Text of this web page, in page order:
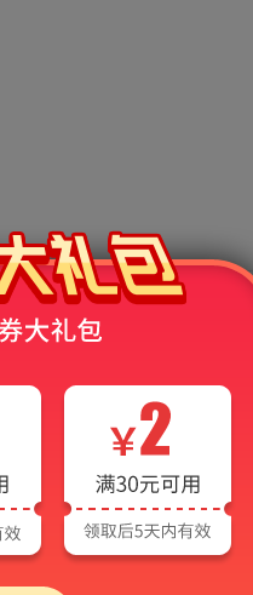
Ⅱ卷）辅导
学